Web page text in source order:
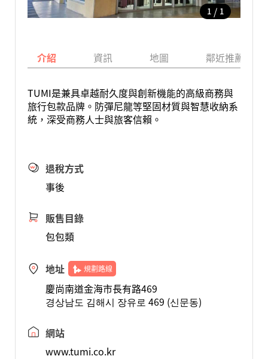
1 / 1
介紹 資訊 地圖 鄰近推薦景點
TUMI是兼具卓越耐久度與創新機能的高級商務與
旅行包款品牌。防彈尼龍等堅固材質與智慧收納系
統，深受商務人士與旅客信賴。
退稅方式
事後
販售目錄
包包類
地址 規劃路線
慶尚南道金海市長有路469
경상남도 김해시 장유로 469 (신문동)
網站
www.tumi.co.kr